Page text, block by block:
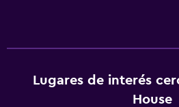
Actividades
Lugares de interés
House